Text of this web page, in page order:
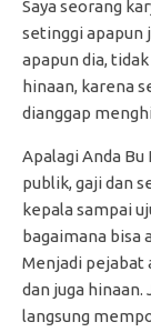
Saya seorang
setinggi apapun
apapun dia,
hinaan, karena
dianggap
Apalagi Anda
publik, gaji dan
kepala sampai
bagaimana bisa
Menjadi pejabat
dan juga hinaan.
langsung